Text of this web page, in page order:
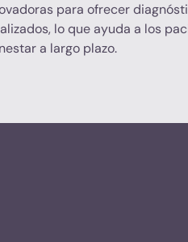
para ofrecer
lo que ayuda a los
a largo plazo.